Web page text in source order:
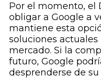
Por el momento, el
obligar a Google a
mantiene esta
soluciones
mercado. Si la
futuro, Google
desprenderse de